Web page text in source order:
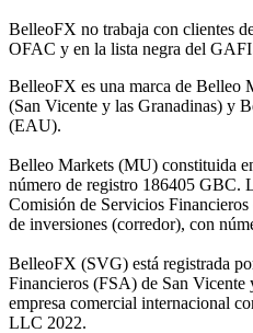
BelleoFX no trabaja con clientes
OFAC y en la lista negra del
BelleoFX es una marca de Belleo
(San Vicente y las Granadinas) y
(EAU).
Belleo Markets (MU) constituida
número de registro 186405 GBC.
Comisión de Servicios
de inversiones (corredor), con
BelleoFX (SVG) está registrada
Financieros (FSA) de San Vicente
empresa comercial internacional
LLC 2022.